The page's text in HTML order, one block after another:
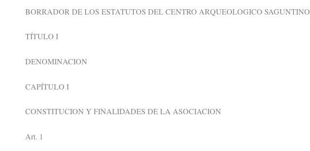
BORRADOR DE LOS ESTATUTOS DEL CENTRO ARQUEOLOGICO SAGUNTINO
TÍTULO I
DENOMINACION
CAPÍTULO I
CONSTITUCION Y FINALIDADES DE LA ASOCIACION
Art. 1